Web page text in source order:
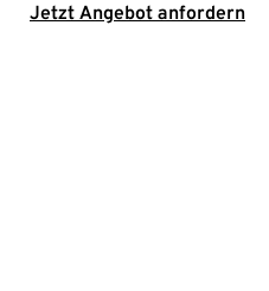
Jetzt Angebot anfordern